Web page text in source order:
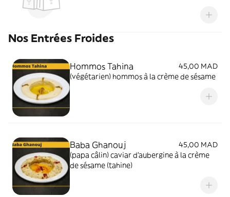
Nos Entrées Froides
Hommos Tahina
45,00 MAD
(végétarien) hommos à la crème de sésame
Baba Ghanouj
45,00 MAD
(papa câlin) caviar d'aubergine à la crème
de sésame (tahine)